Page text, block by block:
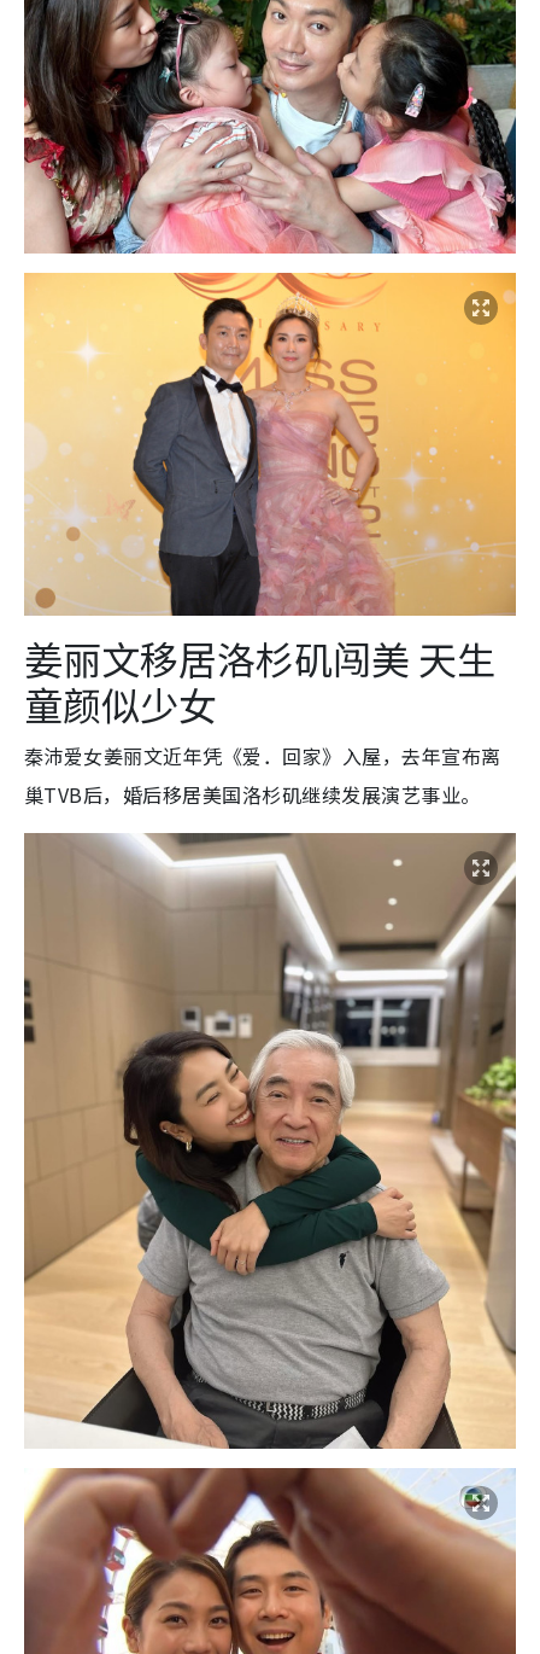
姜丽文移居洛杉矶闯美 天生
童颜似少女
秦沛爱女姜丽文近年凭《爱．回家》入屋，去年宣布离
巢TVB后，婚后移居美国洛杉矶继续发展演艺事业。